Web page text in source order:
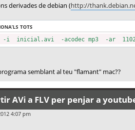
derivades de debian (http://
TOTS
-i inicial.avi -acodec mp3 -ar
semblant al teu "flamant" mac??
AVi a FLV per penjar a
4:07 pm